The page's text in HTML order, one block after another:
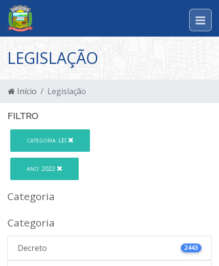
LEGISLAÇÃO
Início Legislação
FILTRO
CATEGORIA: LEI
ANO: 2022
Categoria
Categoria
Decreto 2443